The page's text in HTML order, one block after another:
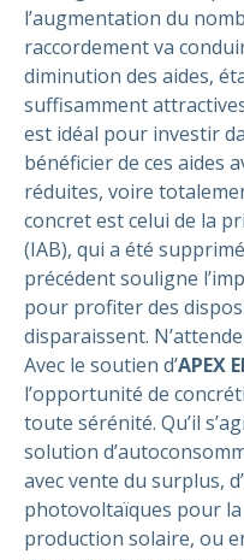
l’augmentation du
raccordement va
diminution des aides,
suffisamment
est idéal pour investir
bénéficier de ces aides
réduites, voire
concret est celui de la
(IAB), qui a été
précédent souligne
pour profiter des
disparaissent.
Avec le soutien d’APEX
l’opportunité de
toute sérénité. Qu’il
solution
avec vente du surplus,
photovoltaïques pour
production solaire, ou